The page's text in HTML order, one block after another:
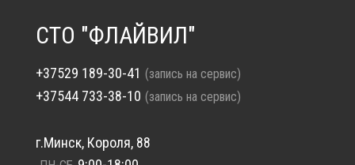
СТО "ФЛАЙВИЛ"
+37529 189-30-41 (запись на сервис)
+37544 733-38-10 (запись на сервис)
г.Минск, Короля, 88